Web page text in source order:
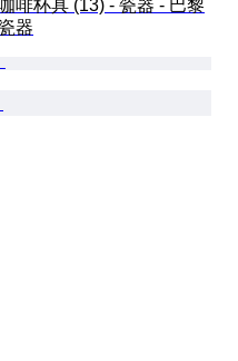
咖啡杯具 (13) - 瓷器 - 巴黎
器